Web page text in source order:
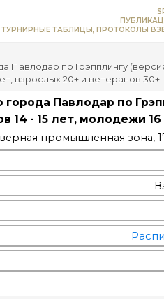
ТУРНИРНЫЕ ТАБЛИЦЫ, ПРОТОКОЛЫ
по Грэпплингу (версия
взрослых 20+ и ветеранов 30+
Павлодар по
14 - 15 лет, молодежи
промышленная зона,